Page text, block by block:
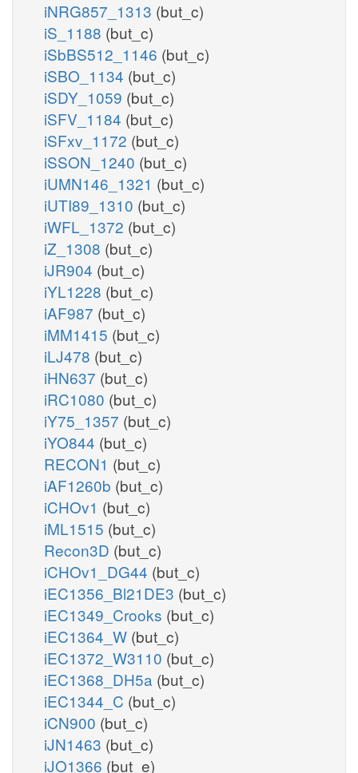
iNRG857_1313 (but_c)
iS_1188 (but_c)
iSbBS512_1146 (but_c)
iSBO_1134 (but_c)
iSDY_1059 (but_c)
iSFV_1184 (but_c)
iSFxv_1172 (but_c)
iSSON_1240 (but_c)
iUMN146_1321 (but_c)
iUTI89_1310 (but_c)
iWFL_1372 (but_c)
iZ_1308 (but_c)
iJR904 (but_c)
iYL1228 (but_c)
iAF987 (but_c)
iMM1415 (but_c)
iLJ478 (but_c)
iHN637 (but_c)
iRC1080 (but_c)
iY75_1357 (but_c)
iYO844 (but_c)
RECON1 (but_c)
iAF1260b (but_c)
iCHOv1 (but_c)
iML1515 (but_c)
Recon3D (but_c)
iCHOv1_DG44 (but_c)
iEC1356_Bl21DE3 (but_c)
iEC1349_Crooks (but_c)
iEC1364_W (but_c)
iEC1372_W3110 (but_c)
iEC1368_DH5a (but_c)
iEC1344_C (but_c)
iCN900 (but_c)
iJN1463 (but_c)
iJO1366 (but_e)